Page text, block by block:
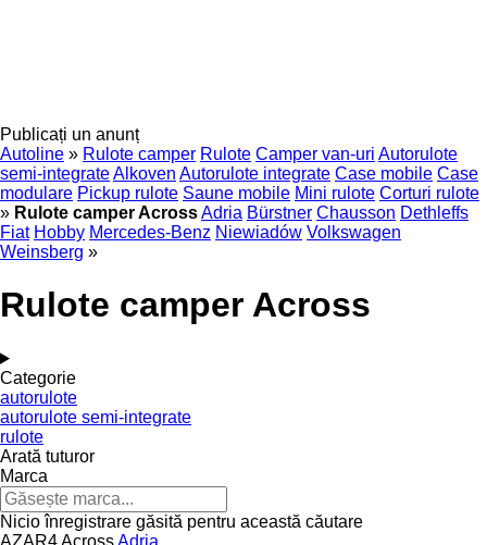
Publicați un anunț
Autoline » Rulote camper Rulote Camper van-uri Autorulote
semi-integrateAlkoven Autorulote integrate Case mobile Case
modulare Pickup rulote Saune mobile Mini rulote Corturi rulote
» Rulote camper AcrossAdria Bürstner Chausson Dethleffs
Fiat Hobby Mercedes-Benz Niewiadów Volkswagen
Weinsberg »
Rulote camper Across
Categorie
autorulote
autorulote semi-integrate
rulote
Arată tuturor
Marca
Nicio înregistrare găsită pentru această căutare
AZAR4AcrossAdria